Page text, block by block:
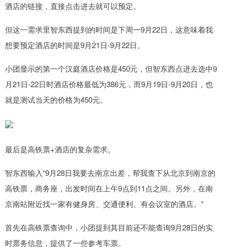
酒店的链接，直接点击进去就可以预定。
但这一需求里智东西提到的时间是下周一9月22日，这意味着我
想要预定酒店的时间是9月21日-9月22日。
小团显示的第一个汉庭酒店价格是450元，但智东西点进去选中9
月21日-22日时酒店价格最低为386元，而9月19日-9月20日，也
就是测试当天的价格为450元。
最后是高铁票+酒店的复杂需求。
智东西输入“9月28日我要去南京出差，帮我查下从北京到南京的
高铁票，商务座，出发时间在上午9点到11点之间。另外，在南
京南站附近找一家有健身房、交通便利、有会议室的酒店。”
首先在高铁票查询中，小团提到其目前还不能查询9月28日的实
时票务信息，提供了一些参考车票。